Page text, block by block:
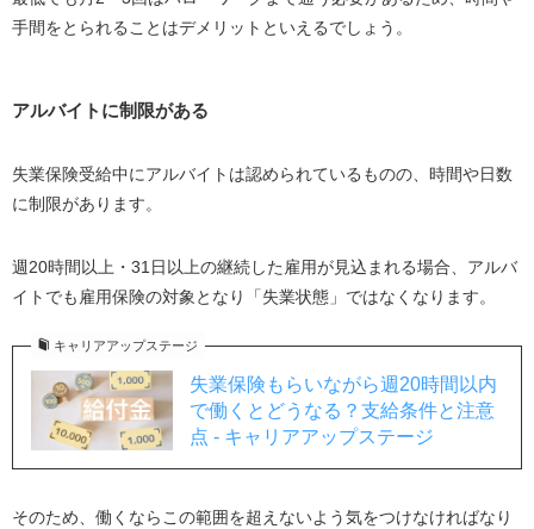
手間をとられることはデメリットといえるでしょう。
アルバイトに制限がある
失業保険受給中にアルバイトは認められているものの、時間や日数
に制限があります。
週20時間以上・31日以上の継続した雇用が見込まれる場合、アルバ
イトでも雇用保険の対象となり「失業状態」ではなくなります。
キャリアアップステージ
失業保険もらいながら週20時間以内
で働くとどうなる？支給条件と注意
点 - キャリアアップステージ
そのため、働くならこの範囲を超えないよう気をつけなければなり